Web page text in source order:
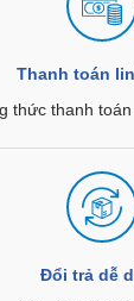
Thanh toán
thức thanh
Đổi trả dễ